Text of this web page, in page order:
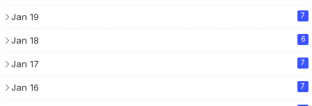
Jan 19 7
Jan 18 6
Jan 17 7
Jan 16 7